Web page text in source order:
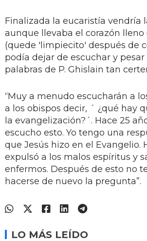
Finalizada la eucaristía vendría
aunque llevaba el corazón lleno
(quede 'limpiecito' después de
podía dejar de escuchar y
palabras de P. Ghislain tan
“Muy a menudo escucharán a
a los obispos decir, ´ ¿qué hay
la evangelización?´. Hace 25
escucho esto. Yo tengo una
que Jesús hizo en el Evangelio.
expulsó a los malos espíritus y
enfermos. Después de esto no
hacerse de nuevo la pregunta”.
LO MÁS LEÍDO